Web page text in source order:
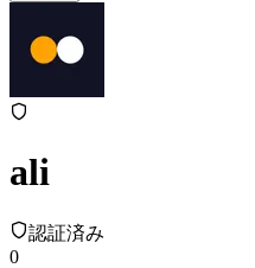
ali
認証済み
0